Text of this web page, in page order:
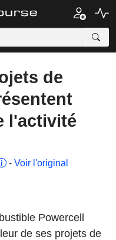
de
l'activité
- Voir l'original
Powercell
de ses projets de